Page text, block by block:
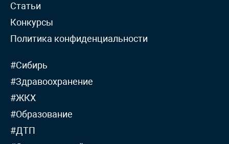
Статьи
Конкурсы
Политика конфиденциальности
#Сибирь
#Здравоохранение
#ЖКХ
#Образование
#ДТП